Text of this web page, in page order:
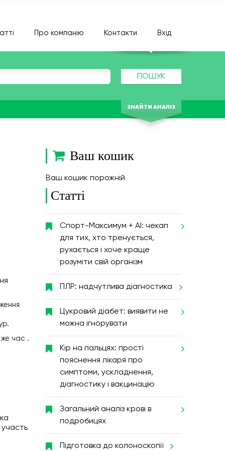
Про компанію Контакти Вхід
ПОШУК
ЗНАЙТИ АНАЛІЗ
же час .
участь
Ваш кошик
Ваш кошик порожній
Статті
Спорт-Максимум + AI: чекап
для тих, хто тренується,
рухається і хоче краще
розуміти свій організм
ПЛР: надчутлива діагностика
Цукровий діабет: виявити не
можна ігнорувати
Кір на пальцях: прості
пояснення лікаря про
симптоми, ускладнення,
діагностику і вакцинацію
Загальний аналіз крові в
подробицях
Підготовка до колоноскопії